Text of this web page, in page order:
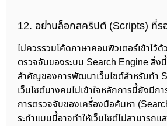
12. อย่าบล็อกสคริปต์ (Scripts) ที่ร
ไม่ควรรวมโค้ดภาษาคอมพิวเตอร์เข้าไ
ตรวจจับของระบบ Search Engine สิ่
สำคัญของการพัฒนาเว็บไซต์สำหรับทำ
เว็บไซต์บางคนไม่เข้าใจหลักการนี้ยังมีก
การตรวจจับของเครื่องมือค้นหา
ระทำแบบนี้อาจทำให้เว็บไซต์ไม่สามารถแ